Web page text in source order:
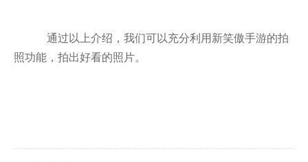
通过以上介绍，我们可以充分利用新笑傲手游的拍
照功能，拍出好看的照片。